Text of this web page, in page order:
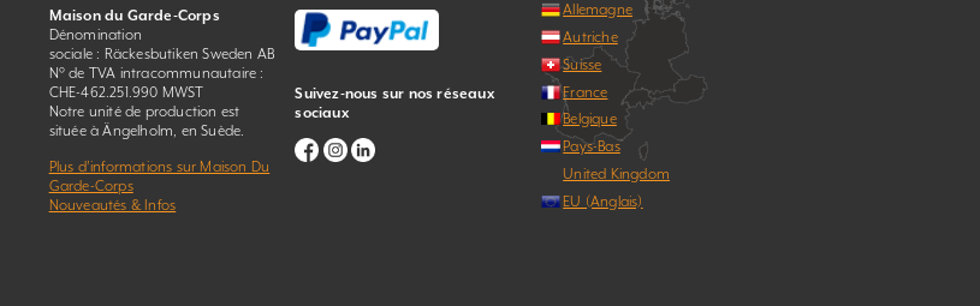
Maison du Garde-Corps
Dénomination
sociale : Räckesbutiken Sweden AB
N° de TVA intracommunautaire :
CHE-462.251.990 MWST
Notre unité de production est
située à Ängelholm, en Suède.
Plus d’informations sur Maison Du
Garde-Corps
Nouveautés & Infos
Suivez-nous sur nos réseaux
sociaux
Allemagne
Autriche
Suisse
France
Belgique
Pays-Bas
United Kingdom
EU (Anglais)